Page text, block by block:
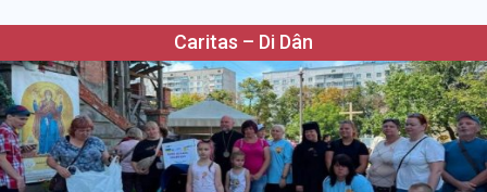
Caritas – Di Dân